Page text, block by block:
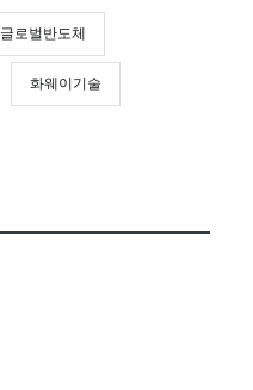
글로벌반도체
화웨이기술